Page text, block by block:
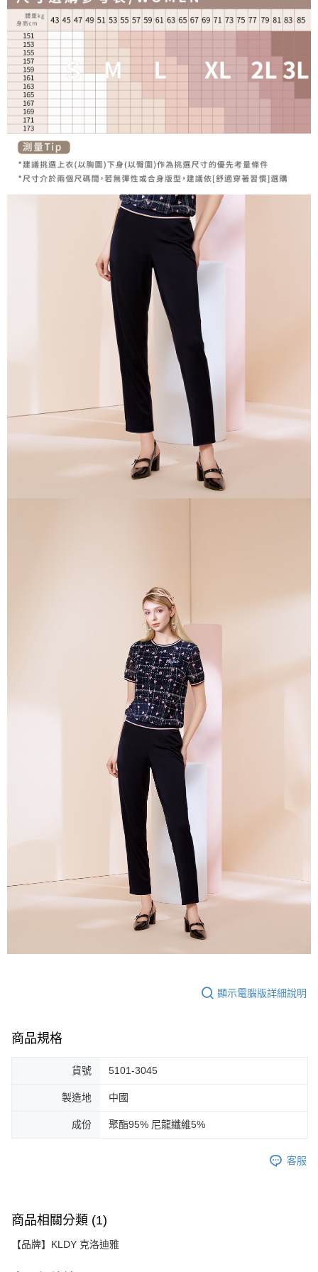
顯示電腦版詳細說明
商品規格
貨號 5101-3045
製造地 中國
成份 聚酯95% 尼龍纖維5%
客服
商品相關分類 (1)
【品牌】KLDY 克洛迪雅